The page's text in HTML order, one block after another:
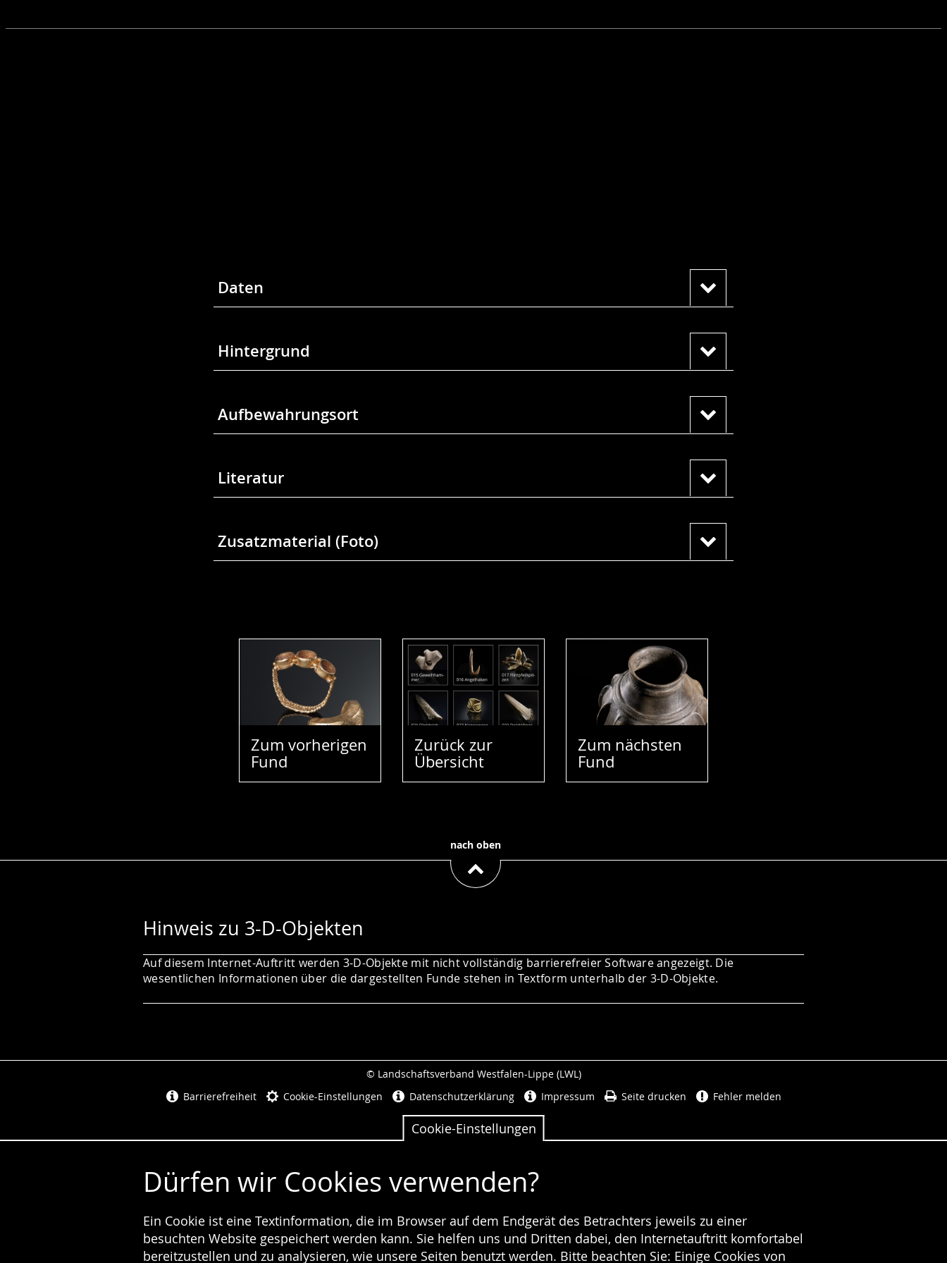
Cookie-Einstellungen
Dürfen wir Cookies verwenden?
Ein Cookie ist eine Textinformation, die im Browser auf dem Endgerät des Betrachters jeweils zu einer
besuchten Website gespeichert werden kann. Sie helfen uns und Dritten dabei, den Internetauftritt komfortabel
bereitzustellen und zu analysieren, wie unsere Seiten benutzt werden. Bitte beachten Sie: Einige Cookies von
Daten
Hintergrund
Aufbewahrungsort
Literatur
Zusatzmaterial (Foto)
Zum vorherigen
Fund
Zurück zur
Übersicht
Zum nächsten
Fund
nach oben
Hinweis zu 3-D-Objekten
Auf diesem Internet-Auftritt werden 3-D-Objekte mit nicht vollständig barrierefreier Software angezeigt. Die
wesentlichen Informationen über die dargestellten Funde stehen in Textform unterhalb der 3-D-Objekte.
© Landschaftsverband Westfalen-Lippe (LWL)
Barrierefreiheit Cookie-Einstellungen Datenschutzerklärung Impressum Seite drucken Fehler melden